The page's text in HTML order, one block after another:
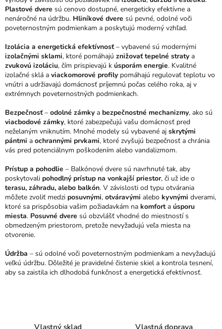
ý
p
i
u
Plastové dvere sú cenovo dostupné, energeticky efektívne a
nenáročné na údržbu. Hliníkové dvere sú pevné, odolné voči
poveternostným podmienkam a poskytujú moderný vzhľad.
Izolácia a energetická efektívnosť– vybavené sú modernými
izolačnými sklami, ktoré pomáhajú znižovať tepelné straty a
zvukovú izoláciu, čím prispievajú k úsporám energie. Kvalitné
izolačné sklá a viackomorové profily pomáhajú regulovať teplotu vo
vnútri a udržiavajú domácnosť príjemnú počas celého roka, aj v
extrémnych poveternostných podmienkach.
Bezpečnosť– odolné zámky a bezpečnostné mechanizmy, ako sú
viacbodové zámky, ktoré zabezpečujú vašu domácnosť pred
neželaným vniknutím. Mnohé modely sú vybavené aj skrytými
pántmi a ochrannými prvkami, ktoré zvyšujú bezpečnosť a chránia
vás pred potenciálnym poškodením alebo vandalizmom.
Prístup a pohodlie – Balkónové dvere sú navrhnuté tak, aby
poskytovali pohodlný prístup na vonkajší priestor, či už ide o
terasu, záhradu, alebo balkón. V závislosti od typu otvárania
môžete zvoliť medzi posuvnými, otváravými alebo kyvnými dverami,
ktoré sa prispôsobia vašim požiadavkám na komforta úsporu
miesta. Posuvné dvere sú obzvlášť vhodné do miestností s
obmedzeným priestorom, pretože nevyžadujú veľa miesta na
otvorenie.
Údržba – sú odolné voči poveternostným podmienkam a nevyžadujú
veľkú údržbu. Dôležité je pravidelné čistenie skiel a kontrola tesnení,
aby sa zaistila ich dlhodobá funkčnosť a energetická efektívnosť.